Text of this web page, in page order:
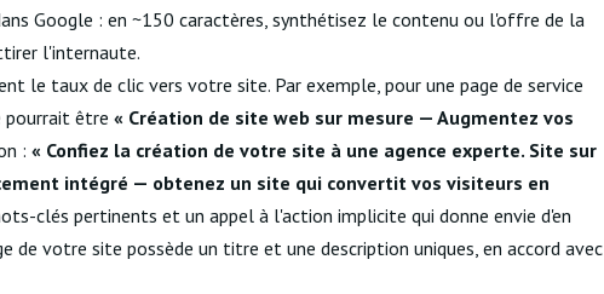
Google : en ~150 caractères, synthétisez le contenu ou l'offre de la
l'internaute.
le taux de clic vers votre site. Par exemple, pour une page de service
pourrait être « Création de site web sur mesure — Augmentez vos
: « Confiez la création de votre site à une agence experte. Site sur
intégré — obtenez un site qui convertit vos visiteurs en
clés pertinents et un appel à l'action implicite qui donne envie d'en
de votre site possède un titre et une description uniques, en accord avec